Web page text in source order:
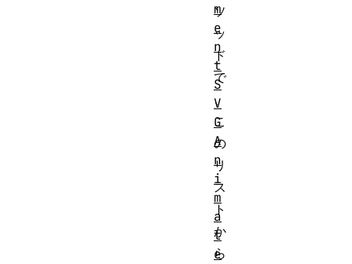
ソ
ッ
ド
で
、
こ
の
リ
ス
ト
か
ら
m
e
n
t
S
V
G
A
n
i
m
a
t
e